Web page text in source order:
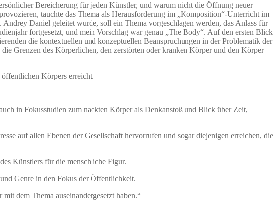
Bereicherung für jeden Künstler, und warum nicht die Öffnung neuer
tauchte das Thema als Herausforderung im „Komposition“-Unterricht im
Daniel geleitet wurde, soll ein Thema vorgeschlagen werden, das Anlass für
fortgesetzt, und mein Vorschlag war genau „The Body“. Auf den ersten Blick
die kontextuellen und konzeptuellen Beanspruchungen in der Problematik der
Grenzen des Körperlichen, den zerstörten oder kranken Körper und den Körper
Körpers erreicht.
in Fokusstudien zum nackten Körper als Denkanstoß und Blick über Zeit,
auf allen Ebenen der Gesellschaft hervorrufen und sogar diejenigen erreichen, die
Künstlers für die menschliche Figur.
Genre in den Fokus der Öffentlichkeit.
dem Thema auseinandergesetzt haben.“